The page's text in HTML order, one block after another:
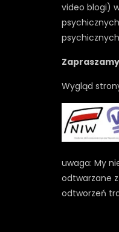
video blogi)
Wygląd
uwaga: My
odtwarzane
odtworzeń